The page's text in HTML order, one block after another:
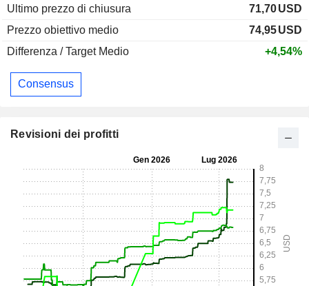
Ultimo prezzo di chiusura
71,70USD
Prezzo obiettivo medio
74,95USD
Differenza / Target Medio
+4,54%
Consensus
Revisioni dei profitti